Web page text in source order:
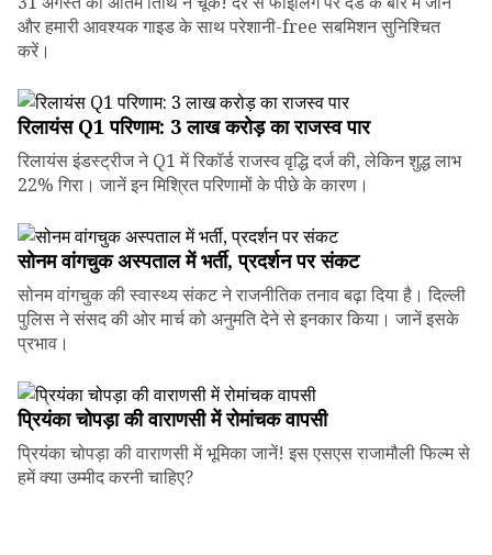
और हमारी आवश्यक गाइड के साथ परेशानी-free सबमिशन सुनिश्चित
करें।
रिलायंस Q1 परिणाम: ₹3 लाख करोड़ का राजस्व पार
रिलायंस इंडस्ट्रीज ने Q1 में रिकॉर्ड राजस्व वृद्धि दर्ज की, लेकिन शुद्ध लाभ
22% गिरा। जानें इन मिश्रित परिणामों के पीछे के कारण।
सोनम वांगचुक अस्पताल में भर्ती, प्रदर्शन पर संकट
सोनम वांगचुक की स्वास्थ्य संकट ने राजनीतिक तनाव बढ़ा दिया है। दिल्ली
पुलिस ने संसद की ओर मार्च को अनुमति देने से इनकार किया। जानें इसके
प्रभाव।
प्रियंका चोपड़ा की वाराणसी में रोमांचक वापसी
प्रियंका चोपड़ा की वाराणसी में भूमिका जानें! इस एसएस राजामौली फिल्म से
हमें क्या उम्मीद करनी चाहिए?